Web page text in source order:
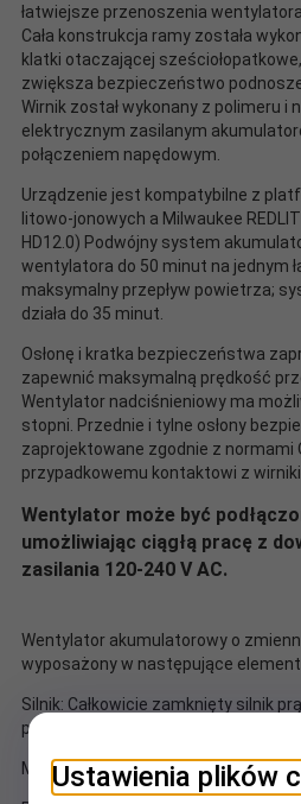
łatwiejsze przenoszenia wentylatora.
Cała konstrukcja ramy została
klatki otaczającej
zwiększa bezpieczeństwo
Wirnik został wykonany z polimeru i
elektrycznym zasilanym
połączeniem napędowym.
Urządzenie jest kompatybilne z
litowo-jonowych a Milwaukee
HD12.0) Podwójny system
wentylatora do 50 minut na jednym
maksymalny przepływ powietrza;
działa do 35 minut.
Osłonę i kratka bezpieczeństwa
zapewnić maksymalną prędkość
Wentylator nadciśnieniowy ma
stopni. Przednie i tylne osłony
zaprojektowane zgodnie z normami
przypadkowemu kontaktowi z
Wentylator może być
umożliwiając ciągłą pracę z
zasilania 120-240 V AC.
Wentylator akumulatorowy o
wyposażony w następujące
Silnik: Całkowicie zamknięty silnik
prędkości
Moc: 1 HP
Ustawienia plików